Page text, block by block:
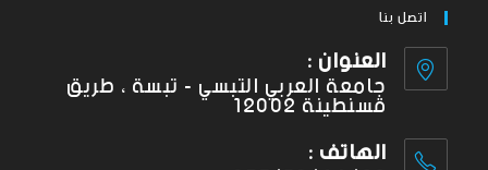
اتصل بنا
العنوان :
جامعة العربي التبسي - تبسة ، طريق
قسنطينة 12002
الهاتف :